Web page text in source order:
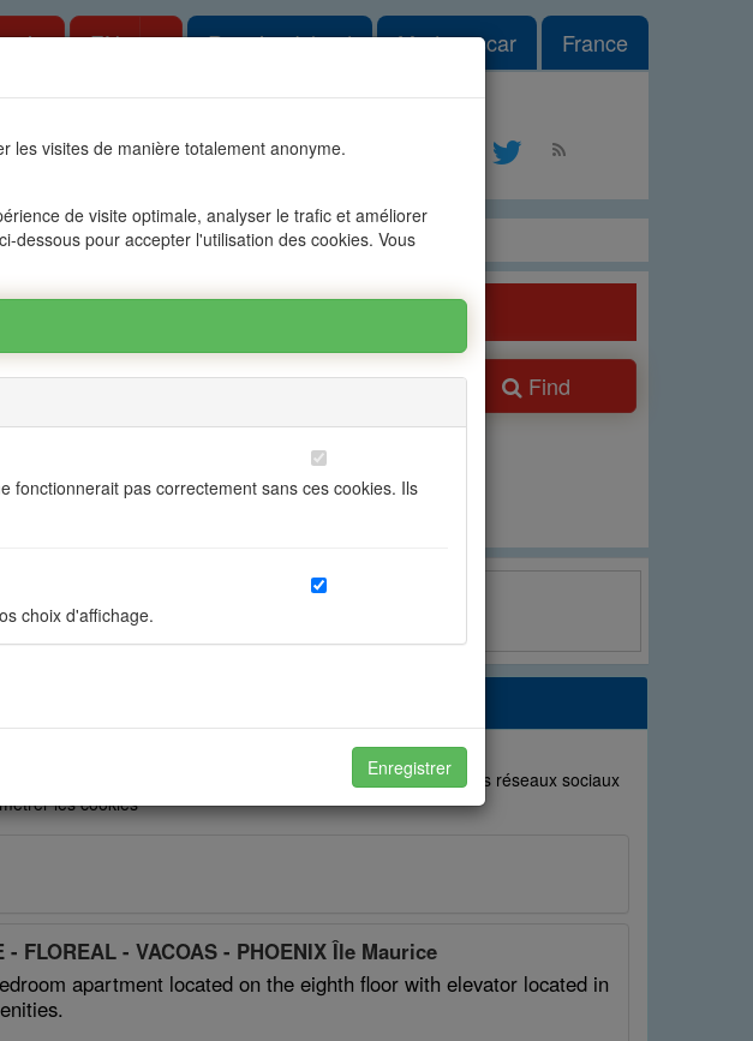
les visites de manière totalement anonyme.
de visite optimale, analyser le trafic et améliorer
dessous pour accepter l'utilisation des cookies. Vous
fonctionnerait pas correctement sans ces cookies. Ils
choix d'affichage.
Enregistrer
EN Toggle Dropdown
Reunion Island Madagascar France
The group OFIM Contact
Mauritius
Régions
Villes
All cities
Find
les cookies sociaux pour pouvoir partager avec vos amis sur les réseaux sociaux
les cookies
FLOREAL - VACOAS - PHOENIX Île Maurice
apartment located on the eighth floor with elevator located in